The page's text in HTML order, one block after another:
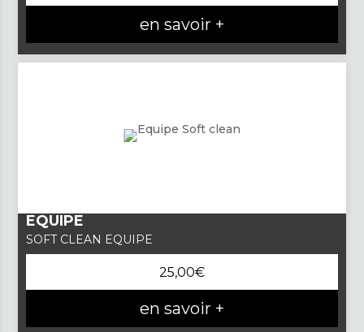
en savoir +
EQUIPE
SOFT CLEAN EQUIPE
25,00€
en savoir +